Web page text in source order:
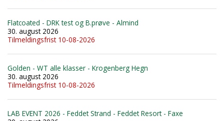
Flatcoated - DRK test og B.prøve - Almind
30. august 2026
Tilmeldingsfrist 10-08-2026
Golden - WT alle klasser - Krogenberg Hegn
30. august 2026
Tilmeldingsfrist 10-08-2026
LAB EVENT 2026 - Feddet Strand - Feddet Resort - Faxe